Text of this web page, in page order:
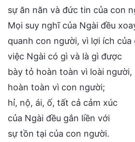
sự ăn năn và đức tin của con
Mọi suy nghĩ của Ngài đều
quanh con người, vì lợi ích của
việc Ngài có gì và là gì được
bày tỏ hoàn toàn vì loài người,
hoàn toàn vì con người;
hỉ, nộ, ái, ố, tất cả cảm xúc
của Ngài đều gắn liền với
sự tồn tại của con người.